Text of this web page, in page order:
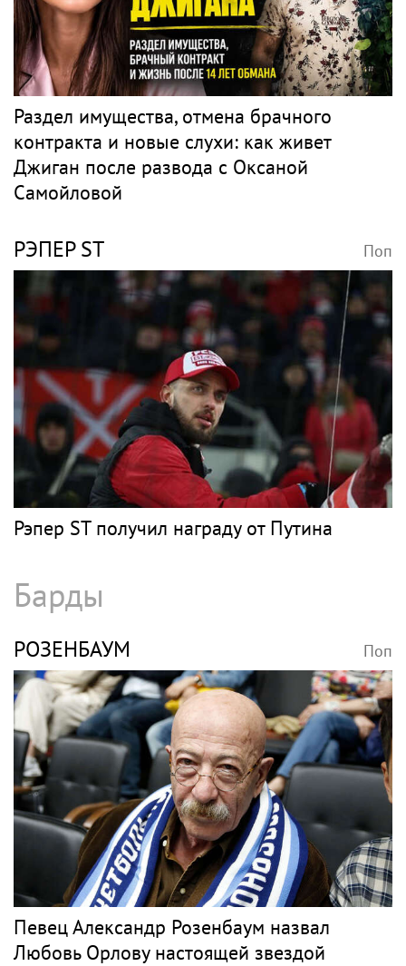
Раздел имущества, отмена брачного
контракта и новые слухи: как живет
Джиган после развода с Оксаной
Самойловой
РЭПЕР ST Поп
Рэпер ST получил награду от Путина
Барды
РОЗЕНБАУМ Поп
Певец Александр Розенбаум назвал
Любовь Орлову настоящей звездой